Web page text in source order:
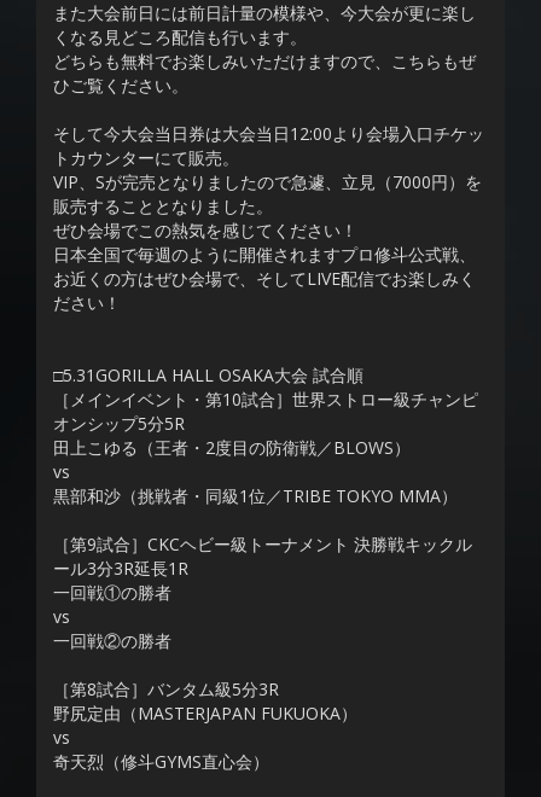
また大会前日には前日計量の模様や、今大会が更に楽し
くなる見どころ配信も行います。
どちらも無料でお楽しみいただけますので、こちらもぜ
ひご覧ください。
そして今大会当日券は大会当日12:00より会場入口チケッ
トカウンターにて販売。
VIP、Sが完売となりましたので急遽、立見（7000円）を
販売することとなりました。
ぜひ会場でこの熱気を感じてください！
日本全国で毎週のように開催されますプロ修斗公式戦、
お近くの方はぜひ会場で、そしてLIVE配信でお楽しみく
ださい！
□5.31GORILLA HALL OSAKA大会 試合順
［メインイベント・第10試合］世界ストロー級チャンピ
オンシップ5分5R
田上こゆる（王者・2度目の防衛戦／BLOWS）
vs
黒部和沙（挑戦者・同級1位／TRIBE TOKYO MMA）
［第9試合］CKCヘビー級トーナメント 決勝戦キックル
ール3分3R延長1R
一回戦①の勝者
vs
一回戦②の勝者
［第8試合］バンタム級5分3R
野尻定由（MASTERJAPAN FUKUOKA）
vs
奇天烈（修斗GYMS直心会）